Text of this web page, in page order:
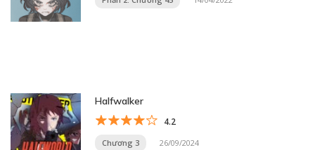
Halfwalker
4.2
Chương 3 26/09/2024